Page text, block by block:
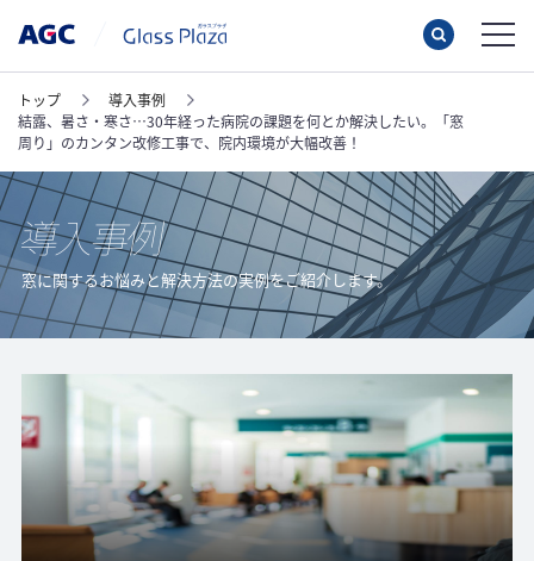
トップ
導入事例
結露、暑さ・寒さ…30年経った病院の課題を何とか解決したい。「窓
周り」のカンタン改修工事で、院内環境が大幅改善！
窓に関するお悩みと解決方法の実例をご紹介します。